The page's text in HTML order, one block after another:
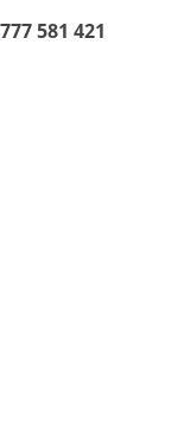
777 581 421